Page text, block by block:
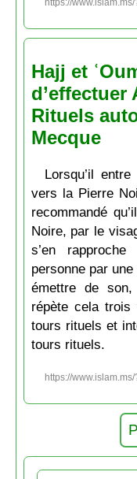
Hajj et
d’effectuer
Rituels
Mecque
Lorsqu’il
vers la Pierre
recommandé
Noire, par le
s’en
personne par
émettre de
répète cela
tours rituels et
tours rituels.
https://